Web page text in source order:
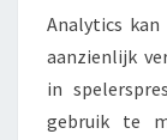
Analytics
aanzienlijk
in
gebruik te